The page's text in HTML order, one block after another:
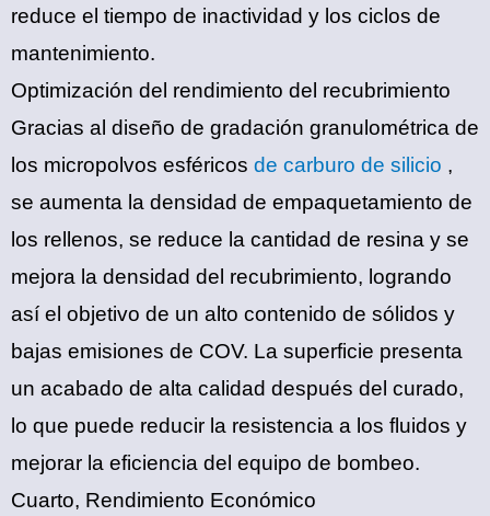
reduce el tiempo de inactividad y los ciclos de
mantenimiento.
Optimización del rendimiento del recubrimiento
Gracias al diseño de gradación granulométrica de
los micropolvos esféricos de carburo de silicio ,
se aumenta la densidad de empaquetamiento de
los rellenos, se reduce la cantidad de resina y se
mejora la densidad del recubrimiento, logrando
así el objetivo de un alto contenido de sólidos y
bajas emisiones de COV. La superficie presenta
un acabado de alta calidad después del curado,
lo que puede reducir la resistencia a los fluidos y
mejorar la eficiencia del equipo de bombeo.
Cuarto, Rendimiento Económico